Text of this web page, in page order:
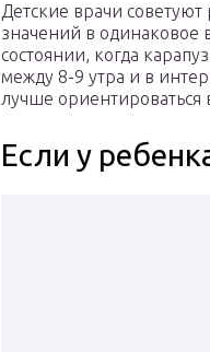
Детские врачи
значений в одинаковое
состоянии, когда
между 8-9 утра и в
лучше ориентироваться
Если у